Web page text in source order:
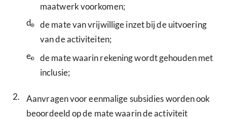
maatwerk voorkomen;
d.
de mate van vrijwillige inzet bij de uitvoering
van de activiteiten;
e.
de mate waarin rekening wordt gehouden met
inclusie;
2.
Aanvragen voor eenmalige subsidies worden ook
beoordeeld op de mate waarin de activiteit